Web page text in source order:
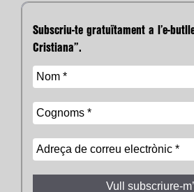
Subscriu-te gratuïtament a l’e-
Cristiana”.